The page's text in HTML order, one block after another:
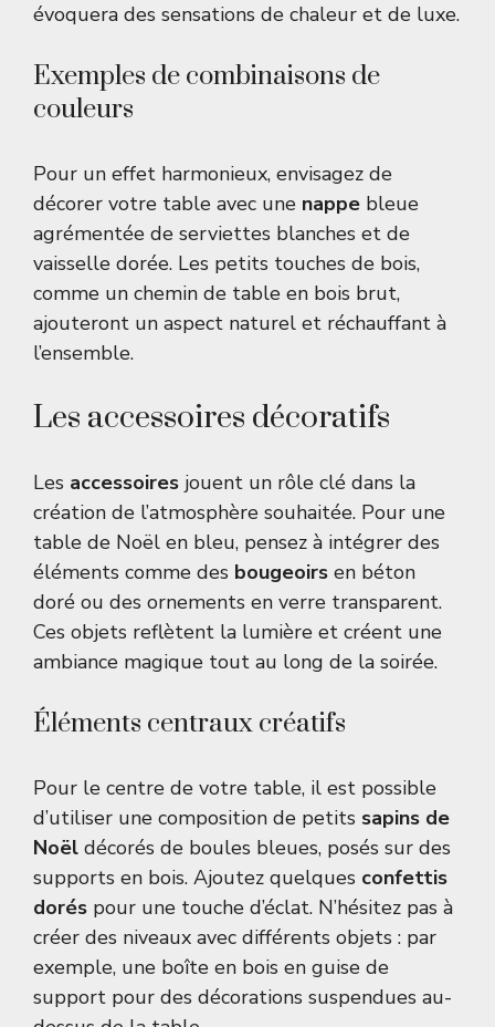
évoquera des sensations de chaleur et de luxe.
Exemples de combinaisons de
couleurs
Pour un effet harmonieux, envisagez de
décorer votre table avec une nappe bleue
agrémentée de serviettes blanches et de
vaisselle dorée. Les petits touches de bois,
comme un chemin de table en bois brut,
ajouteront un aspect naturel et réchauffant à
l’ensemble.
Les accessoires décoratifs
Les accessoires jouent un rôle clé dans la
création de l’atmosphère souhaitée. Pour une
table de Noël en bleu, pensez à intégrer des
éléments comme des bougeoirs en béton
doré ou des ornements en verre transparent.
Ces objets reflètent la lumière et créent une
ambiance magique tout au long de la soirée.
Éléments centraux créatifs
Pour le centre de votre table, il est possible
d’utiliser une composition de petits sapins de
Noël décorés de boules bleues, posés sur des
supports en bois. Ajoutez quelques confettis
dorés pour une touche d’éclat. N’hésitez pas à
créer des niveaux avec différents objets : par
exemple, une boîte en bois en guise de
support pour des décorations suspendues au-